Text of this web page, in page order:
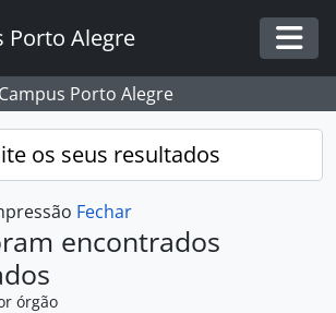
Porto Alegre
Porto Alegre
os seus resultados
Fechar
encontrados
órgão